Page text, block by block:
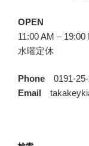
OPEN
11:00 AM – 19:00
水曜定休
Phone 0191-25-
Email